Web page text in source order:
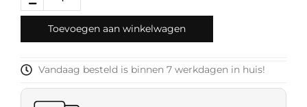
Toevoegen aan winkelwagen
Vandaag besteld is binnen 7 werkdagen in huis!